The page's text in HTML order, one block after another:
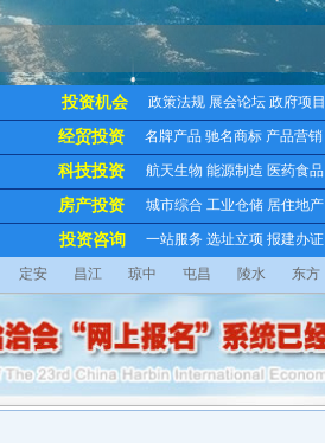
投资机会 政策法规 展会论坛 政府项目
经贸投资 名牌产品 驰名商标 产品营销
科技投资 航天生物 能源制造 医药食品
房产投资 城市综合 工业仓储 居住地产
投资咨询 一站服务 选址立项 报建办证
定安 昌江 琼中 屯昌 陵水 东方